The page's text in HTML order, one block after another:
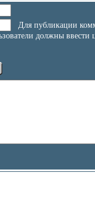
Для публикации
должны